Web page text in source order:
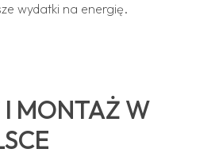
wydatki na energię.
I MONTAŻ W